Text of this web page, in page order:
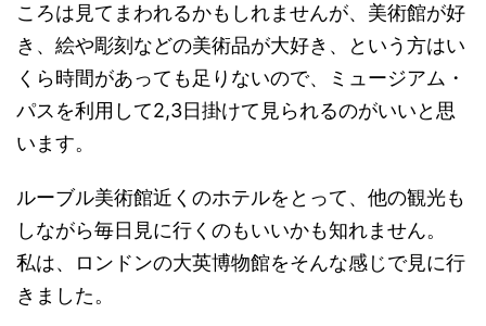
ころは見てまわれるかもしれませんが、美術館が好
き、絵や彫刻などの美術品が大好き、という方はい
くら時間があっても足りないので、ミュージアム・
パスを利用して2,3日掛けて見られるのがいいと思
います。
ルーブル美術館近くのホテルをとって、他の観光も
しながら毎日見に行くのもいいかも知れません。
私は、ロンドンの大英博物館をそんな感じで見に行
きました。